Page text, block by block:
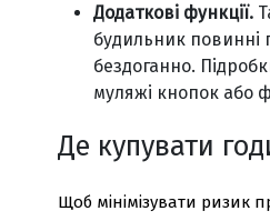
Додаткові функції.
будильник повинні
бездоганно.
муляжі кнопок або
Де купувати
Щоб мінімізувати ризик